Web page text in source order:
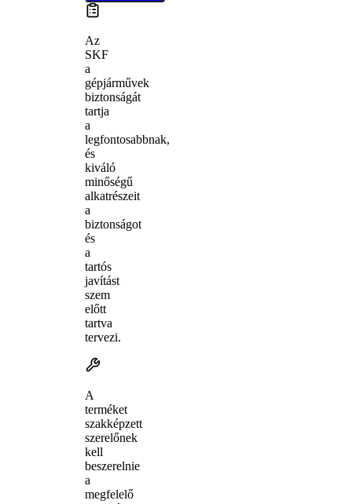
Az
SKF
a
gépjárművek
biztonságát
tartja
a
legfontosabbnak,
és
kiváló
minőségű
alkatrészeit
a
biztonságot
és
a
tartós
javítást
szem
előtt
tartva
tervezi.
A
terméket
szakképzett
szerelőnek
kell
beszerelnie
a
megfelelő